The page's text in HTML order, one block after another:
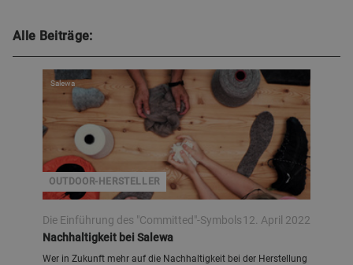
Alle Beiträge:
OUTDOOR-HERSTELLER
Salewa
Die Einführung des "Committed"-Symbols12. April 2022
Nachhaltigkeit bei Salewa
Wer in Zukunft mehr auf die Nachhaltigkeit bei der Herstellung